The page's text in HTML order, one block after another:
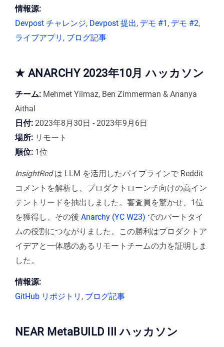
情報源:
Devpost チャレンジ, Devpost 提出, デモ #1 , デモ #2,
ライブアプリ , ブログ記事
★ ANARCHY 2023年10月 ハッカソン
チーム: Mehmet Yilmaz, Ben Zimmerman & Ananya
Aithal
日付: 2023年8月30日 - 2023年9月6日
場所: リモート
順位: 1位
InsightRedは LLM を活用したパイプラインで Reddit
コメントを解析し、プロダクトローンチ向けの高イン
テントリードを抽出しました。審査員を驚かせ、1位
を獲得し、その後 Anarchy (YC W23) でのパートタイ
ムの役割につながりました。この勝利はプロダクトア
イデアと一体感のあるリモートチームの力を証明しま
した。
情報源:
GitHub リポジトリ , ブログ記事
NEAR MetaBUILD III ハッカソン